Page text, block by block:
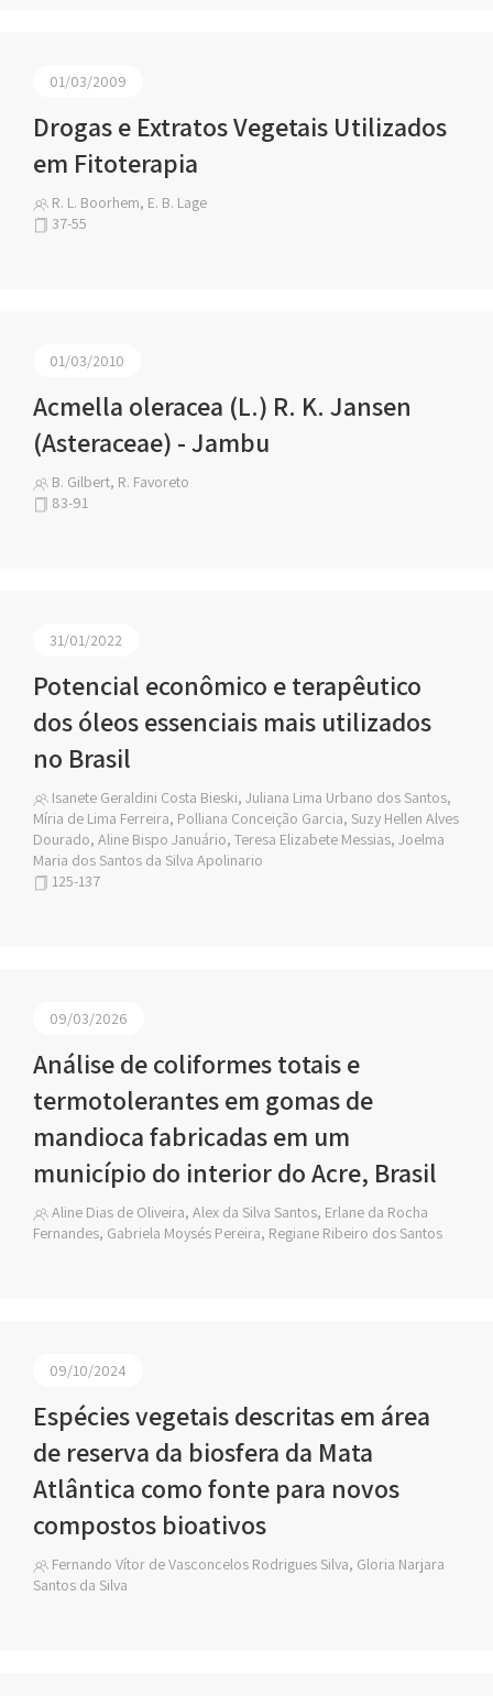
01/03/2009
Drogas e Extratos Vegetais Utilizados
em Fitoterapia
R. L. Boorhem, E. B. Lage
37-55
01/03/2010
Acmella oleracea (L.) R. K. Jansen
(Asteraceae) - Jambu
B. Gilbert, R. Favoreto
83-91
31/01/2022
Potencial econômico e terapêutico
dos óleos essenciais mais utilizados
no Brasil
Isanete Geraldini Costa Bieski, Juliana Lima Urbano dos Santos,
Míria de Lima Ferreira, Polliana Conceição Garcia, Suzy Hellen Alves
Dourado, Aline Bispo Januário, Teresa Elizabete Messias, Joelma
Maria dos Santos da Silva Apolinario
125-137
09/03/2026
Análise de coliformes totais e
termotolerantes em gomas de
mandioca fabricadas em um
município do interior do Acre, Brasil
Aline Dias de Oliveira, Alex da Silva Santos, Erlane da Rocha
Fernandes, Gabriela Moysés Pereira, Regiane Ribeiro dos Santos
09/10/2024
Espécies vegetais descritas em área
de reserva da biosfera da Mata
Atlântica como fonte para novos
compostos bioativos
Fernando Vítor de Vasconcelos Rodrigues Silva, Gloria Narjara
Santos da Silva